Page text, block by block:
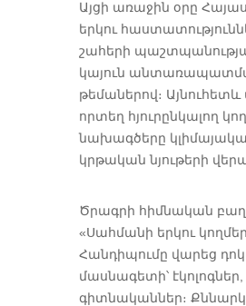
Այցի առաջին օրը
երկու
շահերի
կայուն
թեմաներով։
որտեղ հյուրընկալող
նախագծերը
կրթական նյութերի
Ծրագրի հիմնական
«Սահմանի երկու
Հանդիպումը վարեց
մասնագետի՝
գիտնականներ։